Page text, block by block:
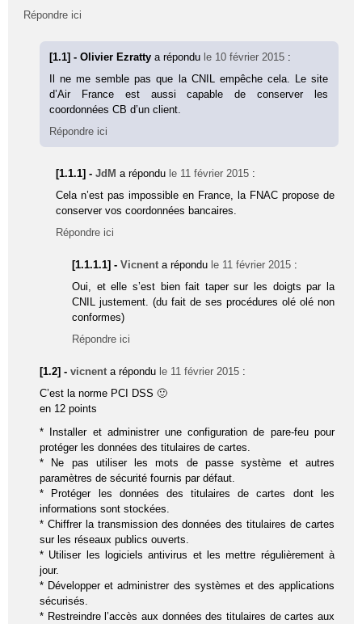
Répondre ici
[1.1] - Olivier Ezrattya répondu le 10 février 2015 :
Il ne me semble pas que la CNIL empêche cela. Le site
d’Air France est aussi capable de conserver les
coordonnées CB d’un client.
Répondre ici
[1.1.1] -JdM a répondu le 11 février 2015 :
Cela n’est pas impossible en France, la FNAC propose de
conserver vos coordonnées bancaires.
Répondre ici
[1.1.1.1] -Vicnent a répondu le 11 février 2015 :
Oui, et elle s’est bien fait taper sur les doigts par la
CNIL justement. (du fait de ses procédures olé olé non
conformes)
Répondre ici
[1.2] -vicnent a répondu le 11 février 2015 :
C’est la norme PCI DSS 🙂
en 12 points
* Installer et administrer une configuration de pare-feu pour
protéger les données des titulaires de cartes.
* Ne pas utiliser les mots de passe système et autres
paramètres de sécurité fournis par défaut.
* Protéger les données des titulaires de cartes dont les
informations sont stockées.
* Chiffrer la transmission des données des titulaires de cartes
sur les réseaux publics ouverts.
* Utiliser les logiciels antivirus et les mettre régulièrement à
jour.
* Développer et administrer des systèmes et des applications
sécurisés.
* Restreindre l’accès aux données des titulaires de cartes aux